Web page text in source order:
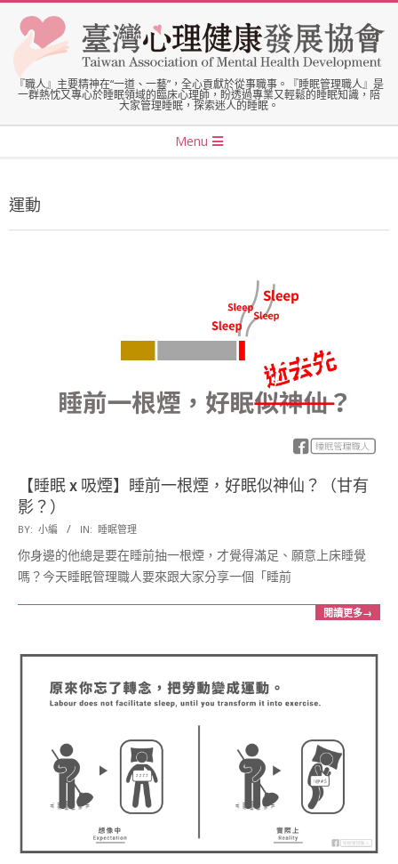
content
臺
灣
心
理
發
協
會
『職人』主要精神在“一道、一藝”，全心貢獻於從事職事。『睡眠管理職人』是
一群熱忱又專心於睡眠領域的臨床心理師，盼透過專業又輕鬆的睡眠知識，陪
大家管理睡眠，探索迷人的睡眠。
Menu
運動
【睡眠 x 吸煙】睡前一根煙，好眠似神仙？（甘有
影？）
2018-
10-
15
BY: 小編 IN: 睡眠管理
你身邊的他總是要在睡前抽一根煙，才覺得滿足、願意上床睡覺
嗎？今天睡眠管理職人要來跟大家分享一個「睡前
閱讀更多→